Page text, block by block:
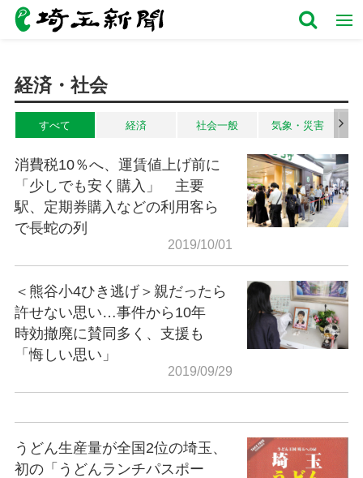
経済・社会
すべて 経済 社会一般 気象・災害
消費税10％へ、運賃値上げ前に
「少しでも安く購入」 主要
駅、定期券購入などの利用客ら
で長蛇の列
2019/10/01
＜熊谷小4ひき逃げ＞親だったら
許せない思い…事件から10年
時効撤廃に賛同多く、支援も
「悔しい思い」
2019/09/29
うどん生産量が全国2位の埼玉、
初の「うどんランチパスポー